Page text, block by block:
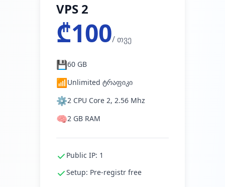
VPS 2
₾100/ თვე
💾60 GB
📶Unlimited ტრაფიკი
⚙️2 CPU Core 2, 2.56 Mhz
🧠2 GB RAM
Public IP: 1
Setup: Pre-registr free